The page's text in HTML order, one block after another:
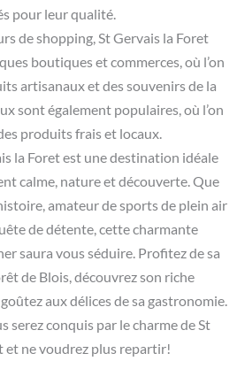
pour leur qualité.
de shopping, St Gervais la Foret
boutiques et commerces, où l’on
artisanaux et des souvenirs de la
sont également populaires, où l’on
produits frais et locaux.
la Foret est une destination idéale
calme, nature et découverte. Que
amateur de sports de plein air
de détente, cette charmante
saura vous séduire. Profitez de sa
de Blois, découvrez son riche
aux délices de sa gastronomie.
serez conquis par le charme de St
et ne voudrez plus repartir!